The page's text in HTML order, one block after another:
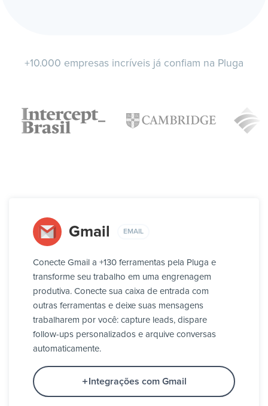
+10.000 empresas incríveis já confiam na Pluga
Gmail EMAIL
Conecte Gmail a +130 ferramentas pela Pluga e
transforme seu trabalho em uma engrenagem
produtiva. Conecte sua caixa de entrada com
outras ferramentas e deixe suas mensagens
trabalharem por você: capture leads, dispare
follow-ups personalizados e arquive conversas
automaticamente.
Integrações com Gmail